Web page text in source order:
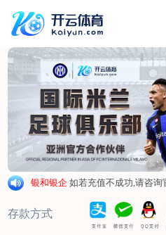
Menu
网站首页
关于我们
产品中心
荣誉资质
厂区设备
人才招聘
新闻中心
销售网点
联系我们